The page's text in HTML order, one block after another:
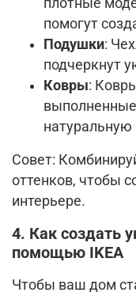
помогут
Подушки:
подчеркнут
Ковры:
Совет:
оттенков, чтобы
интерьере.
4. Как создать
помощью IKEA
Чтобы ваш дом